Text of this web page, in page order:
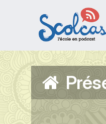
Aller au contenu